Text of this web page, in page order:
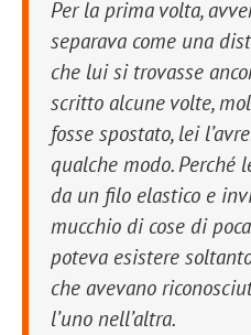
Per la prima volta,
separava come una
che lui si trovasse
scritto alcune volte,
fosse spostato, lei
qualche modo.
da un filo elastico e
mucchio di cose di
poteva esistere
che avevano
l’uno nell’altra.